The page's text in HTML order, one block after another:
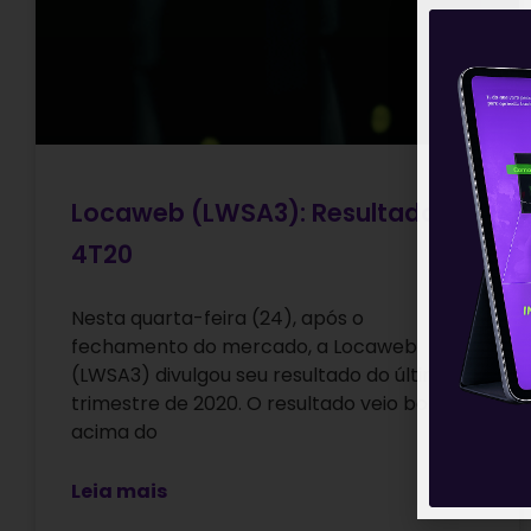
Locaweb (LWSA3): Resultado do
4T20
Nesta quarta-feira (24), após o
fechamento do mercado, a Locaweb
(LWSA3) divulgou seu resultado do último
trimestre de 2020. O resultado veio bom,
acima do
Leia mais